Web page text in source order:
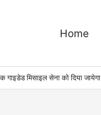
Home
मिसाइल सेना को दिया जायेगा